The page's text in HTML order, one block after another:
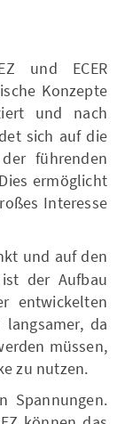
und ECER
Konzepte
und nach
sich auf die
führenden
ermöglicht
Interesse
und auf den
der Aufbau
entwickelten
da
müssen,
zu nutzen.
Spannungen.